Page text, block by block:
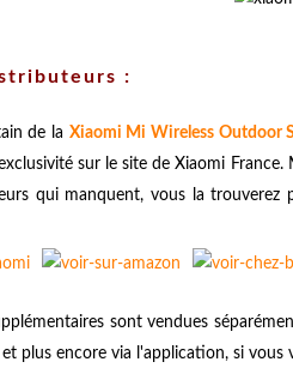
:
de la Xiaomi Mi Wireless Outdoor
sur le site de Xiaomi France.
qui manquent, vous la
sont vendues
et plus encore via l'application, si